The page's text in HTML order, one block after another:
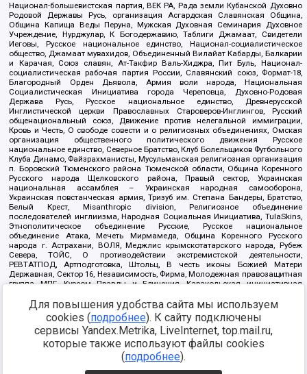
Национал-большевистская партия, ВЕК РА, Рада земли Кубанской Духовно
Родовой Державы Русь, организация Асгардская Славянская Община,
Община Капища Веды Перуна, Мужская Духовная Семинария Духовное
Учреждение, Нурджулар, К Богодержавию, Таблиги Джамаат, Свидетели
Иеговы, Русское национальное единство, Национал-социалистическое
общество, Джамаат мувахидов, Объединенный Вилайат Кабарды, Балкарии
и Карачая, Союз славян, Ат-Такфир Валь-Хиджра, Пит Буль, Национал-
социалистическая рабочая партия России, Славянский союз, Формат-18,
Благородный Орден Дьявола, Армия воли народа, Национальная
Социалистическая Инициатива города Череповца, Духовно-Родовая
Держава Русь, Русское национальное единство, Древнерусской
Инглистической церкви Православных Староверов-Инглингов, Русский
общенациональный союз, Движение против нелегальной иммиграции,
Кровь и Честь, О свободе совести и о религиозных объединениях, Омская
организация общественного политического движения Русское
национальное единство, Северное Братство, Клуб Болельщиков Футбольного
Клуба Динамо, Файзрахманисты, Мусульманская религиозная организация
п. Боровский Тюменского района Тюменской области, Община Коренного
Русского народа Щелковского района, Правый сектор, Украинская
национальная ассамблея – Украинская народная самооборона,
Украинская повстанческая армия, Тризуб им. Степана Бандеры, Братство,
Белый Крест, Misanthropic division, Религиозное объединение
последователей инглиизма, Народная Социальная Инициатива, TulaSkins,
Этнополитическое объединение Русские, Русское национальное
объединение Атака, Мечеть Мирмамеда, Община Коренного Русского
народа г. Астрахани, ВОЛЯ, Меджлис крымскотатарского народа, Рубеж
Севера, ТОЙС, О противодействии экстремистской деятельности,
РЕВТАТПОД, Артподготовка, Штольц, В честь иконы Божией Матери
Державная, Сектор 16, Независимость, Фирма, Молодежная правозащитная
группа МПГ, Курсом Правды и Единения, Каракольская инициативная
Благотворительный пансионат Ак Умут, Русская республика Русь,
Арестантское уголовное единство, Башкорт, Нация и свобода, W.H.С., Фалунь
Дафа, Иртыш Ultras, Русский Патриотический клуб-Новокузнецк/РПК,
Сибирский державный союз, Фонд борьбы с коррупцией, Фонд защиты прав
граждан, Штабы Навального, Совет граждан СССР Прикубанского округа г.
https://minjust.gov.ru/ru/documents/7822/
Для повышения удобства сайта мы используем
cookies (подробнее). К сайту подключены
сервисы Yandex.Metrika, LiveInternet, top.mail.ru,
которые также используют файлы cookies
(подробнее).